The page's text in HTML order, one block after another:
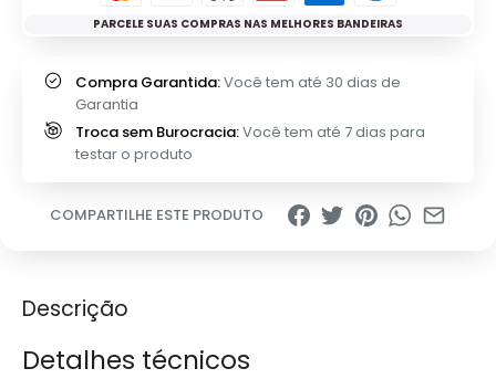
PARCELE SUAS COMPRAS NAS MELHORES BANDEIRAS
Compra Garantida:Você tem até 30 dias de
Garantia
Troca sem Burocracia:Você tem até 7 dias para
testar o produto
COMPARTILHE ESTE PRODUTO
Descrição
Detalhes técnicos